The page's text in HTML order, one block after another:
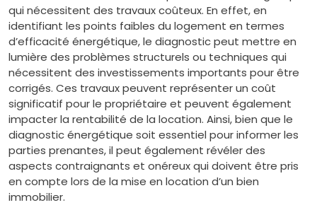
qui nécessitent des travaux coûteux. En effet, en
identifiant les points faibles du logement en termes
d’efficacité énergétique, le diagnostic peut mettre en
lumière des problèmes structurels ou techniques qui
nécessitent des investissements importants pour être
corrigés. Ces travaux peuvent représenter un coût
significatif pour le propriétaire et peuvent également
impacter la rentabilité de la location. Ainsi, bien que le
diagnostic énergétique soit essentiel pour informer les
parties prenantes, il peut également révéler des
aspects contraignants et onéreux qui doivent être pris
en compte lors de la mise en location d’un bien
immobilier.